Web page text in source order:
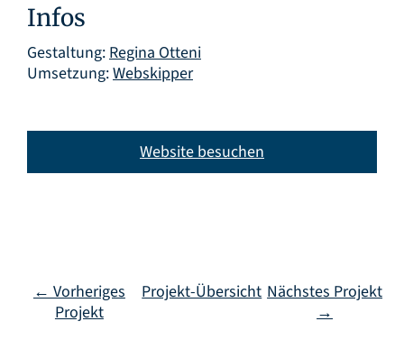
Infos
Gestaltung:Regina Otteni
Umsetzung:Webskipper
Website besuchen
← Vorheriges
Projekt
Projekt-Übersicht Nächstes Projekt
→